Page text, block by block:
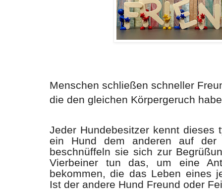
Menschen schließen schneller
die den gleichen Körpergeruch
Jeder Hundebesitzer kennt dieses
ein Hund dem anderen auf der
beschnüffeln sie sich zur
Vierbeiner tun das, um eine
bekommen, die das Leben eines
Ist der andere Hund Freund oder